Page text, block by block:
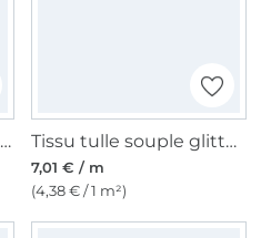
Tissu suédine aspect daim nubuck, vert Tissu tulle souple glitter, gris taupe
7,01 € / m
(4,38 € / 1 m²)